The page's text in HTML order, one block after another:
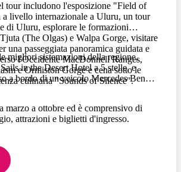
tour includono l'esposizione "Field of
livello internazionale a Uluru, un tour
di Uluru, esplorare le formazioni
(The Olgas) e Walpa Gorge, visitare
una passeggiata panoramica guidata e
l'Occidente MacDonnell Ranges,
e Ormiston Gorge e cena sotto le
culinaria "Sounds of Silence".
migliori sistemazioni della regione,
in the Desert Hotel a 5 stelle, e
a bordo di un veicolo Mercedes Benz
marzo a ottobre ed è comprensivo di
attrazioni e biglietti d'ingresso.